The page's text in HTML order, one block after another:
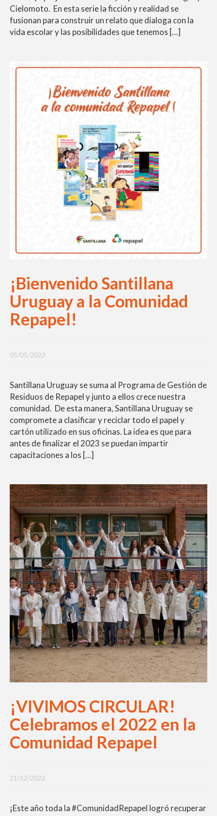
Cielomoto. En esta serie la ficción y realidad se
fusionan para construir un relato que dialoga con la
vida escolar y las posibilidades que tenemos […]
¡Bienvenido Santillana
Uruguay a la Comunidad
Repapel!
05/05/2023
Santillana Uruguay se suma al Programa de Gestión de
Residuos de Repapel y junto a ellos crece nuestra
comunidad. De esta manera, Santillana Uruguay se
compromete a clasificar y reciclar todo el papel y
cartón utilizado en sus oficinas. La idea es que para
antes de finalizar el 2023 se puedan impartir
capacitaciones a los […]
¡VIVIMOS CIRCULAR!
Celebramos el 2022 en la
Comunidad Repapel
21/12/2022
¡Este año toda la #ComunidadRepapel logró recuperar